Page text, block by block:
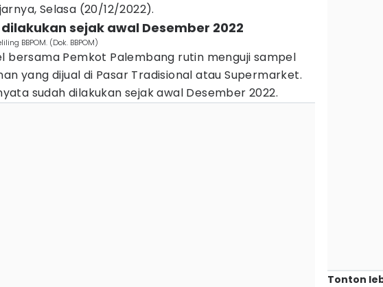
Selasa (20/12/2022).
dilakukan sejak awal Desember 2022
BBPOM. (Dok. BBPOM)
bersama Pemkot Palembang rutin menguji sampel
yang dijual di Pasar Tradisional atau Supermarket.
sudah dilakukan sejak awal Desember 2022.
Tonton